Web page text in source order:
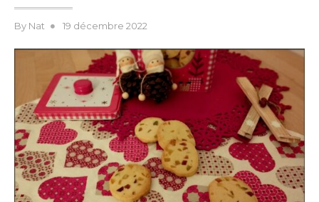
By Nat
Posted
19 décembre 2022